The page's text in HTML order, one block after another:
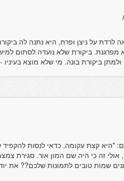
על ניצן ופרח, היא נתנה לה
מפרגנת. ביקורת שלא נועדה לסתום
ביקורת בונה. מי שלא מוצא
*היא קצת עקומה, כדאי לנסות
אולי זה כי היה שם המון אור. סגירת
שמות טובים לתמונות שלכם?? את